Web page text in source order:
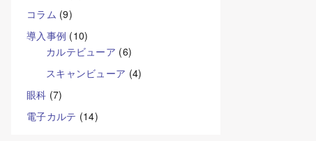
コラム (9)
導入事例 (10)
カルテビューア (6)
スキャンビューア (4)
眼科 (7)
電子カルテ (14)